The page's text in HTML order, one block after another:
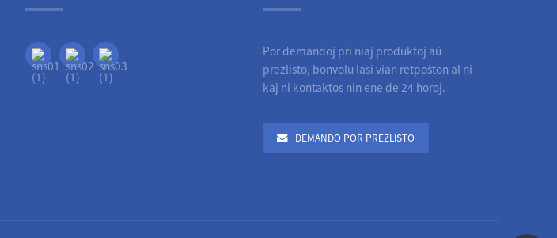
Por demandoj pri niaj produktoj aŭ
prezlisto, bonvolu lasi vian retpoŝton al ni
kaj ni kontaktos nin ene de 24 horoj.
DEMANDO POR PREZLISTO